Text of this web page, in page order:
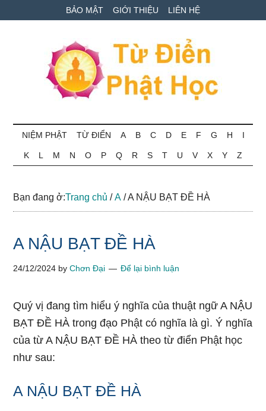
to
to
qua
BẢO MẬT GIỚI THIỆU LIÊN HỆ
Từ
điển
Phật
học
ngữ
NIỆM PHẬT TỪ ĐIỂN A B C D E F G H I
K L M N O P Q R S T U V X Y Z
Bạn đang ở:Trang chủ / A /A NẬU BẠT ĐỀ HÀ
A NẬU BẠT ĐỀ HÀ
24/12/2024 byChơn Đại Để lại bình luận
Quý vị đang tìm hiểu ý nghĩa của thuật ngữ A NẬU
BẠT ĐỀ HÀ trong đạo Phật có nghĩa là gì. Ý nghĩa
của từ A NẬU BẠT ĐỀ HÀ theo từ điển Phật học
như sau:
A NẬU BẠT ĐỀ HÀ